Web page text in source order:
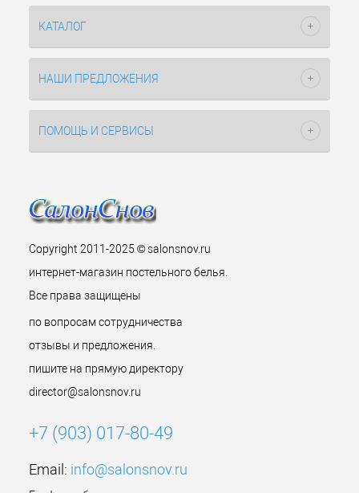
КАТАЛОГ
НАШИ ПРЕДЛОЖЕНИЯ
ПОМОЩЬ И СЕРВИСЫ
Copyright 2011-2025 © salonsnov.ru
интернет-магазин постельного белья.
Все права защищены
по вопросам сотрудничества
отзывы и предложения.
пишите на прямую директору
director@salonsnov.ru
+7 (903) 017-80-49
Email: info@salonsnov.ru